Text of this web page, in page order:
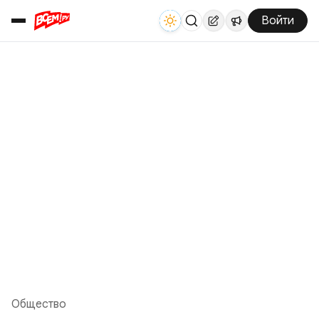
Войти
Общество